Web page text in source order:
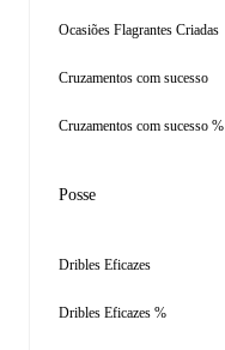
Ocasiões Flagrantes Criadas
Cruzamentos com sucesso
Cruzamentos com sucesso %
Posse
Dribles Eficazes
Dribles Eficazes %